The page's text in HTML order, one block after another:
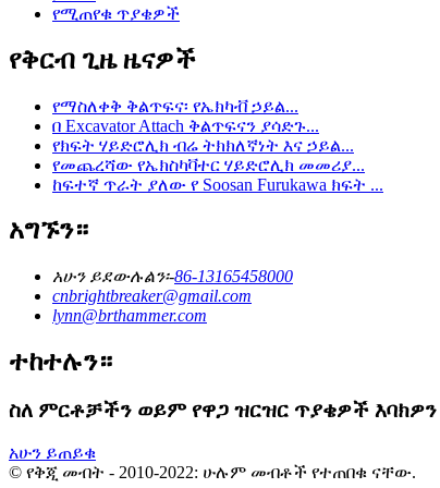
የሚጠየቁ ጥያቄዎች
የቅርብ ጊዜ ዜናዎች
የማስለቀቅ ቅልጥፍና፡ የኤክካቭ ኃይል...
በ Excavator Attach ቅልጥፍናን ያሳድጉ...
የክፍት ሃይድሮሊክ ብሬ ትክክለኛነት እና ኃይል...
የመጨረሻው የኤክስካቫተር ሃይድሮሊክ መመሪያ...
ከፍተኛ ጥራት ያለው የ Soosan Furukawa ክፍት ...
አግኙን።
አሁን ይደውሉልን፡-86-13165458000
cnbrightbreaker@gmail.com
lynn@brthammer.com
ተከተሉን።
ስለ ምርቶቻችን ወይም የዋጋ ዝርዝር ጥያቄዎች
አሁን ይጠይቁ
© የቅጂ መብት - 2010-2022: ሁሉም መብቶች የተጠበቁ ናቸው.